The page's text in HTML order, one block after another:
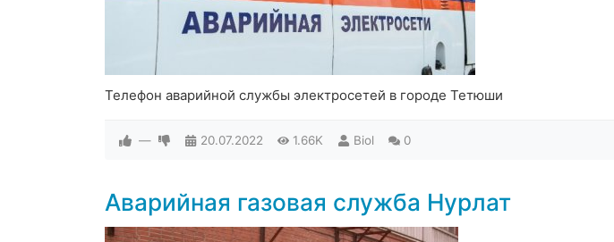
Телефон аварийной службы электросетей в городе Тетюши
— 20.07.2022 1.66K Biol 0
Аварийная газовая служба Нурлат